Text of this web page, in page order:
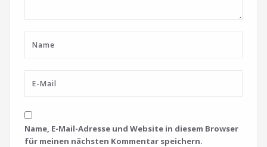
Name, E-Mail-Adresse und Website in diesem Browser
für meinen nächsten Kommentar speichern.